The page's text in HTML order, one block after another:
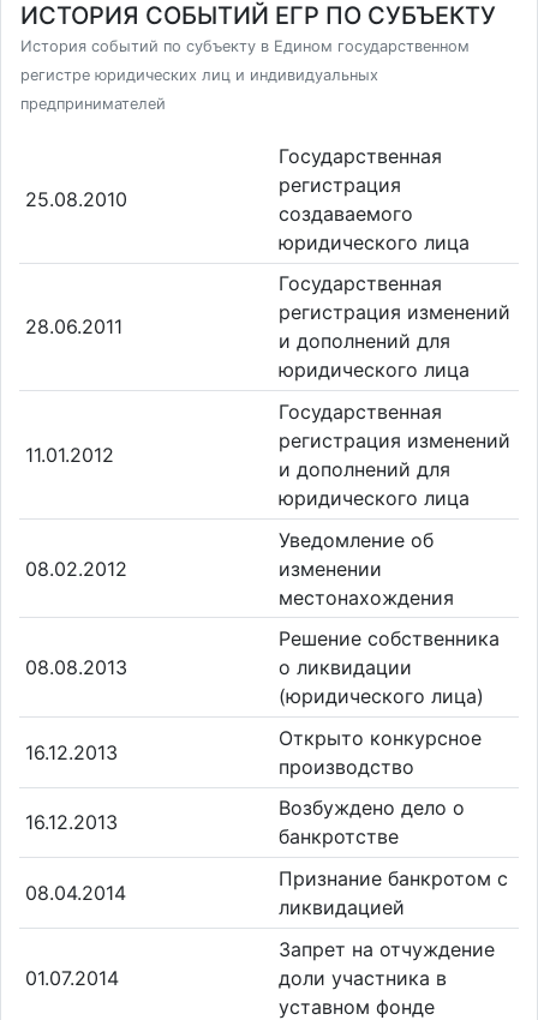
ИСТОРИЯ СОБЫТИЙ ЕГР ПО СУБЪЕКТУ
История событий по субъекту в Едином государственном
регистре юридических лиц и индивидуальных
предпринимателей
25.08.2010
Государственная
регистрация
создаваемого
юридического лица
28.06.2011
Государственная
регистрация изменений
и дополнений для
юридического лица
11.01.2012
Государственная
регистрация изменений
и дополнений для
юридического лица
08.02.2012
Уведомление об
изменении
местонахождения
08.08.2013
Решение собственника
о ликвидации
(юридического лица)
16.12.2013
Открыто конкурсное
производство
16.12.2013
Возбуждено дело о
банкротстве
08.04.2014
Признание банкротом с
ликвидацией
01.07.2014
Запрет на отчуждение
доли участника в
уставном фонде